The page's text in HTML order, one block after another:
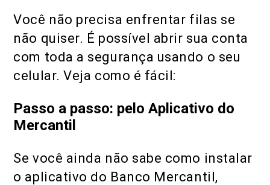
Você não precisa enfrentar filas se
não quiser. É possível abrir sua conta
com toda a segurança usando o seu
celular. Veja como é fácil:
Passo a passo: pelo Aplicativo do
Mercantil
Se você ainda não sabe como instalar
o aplicativo do Banco Mercantil,